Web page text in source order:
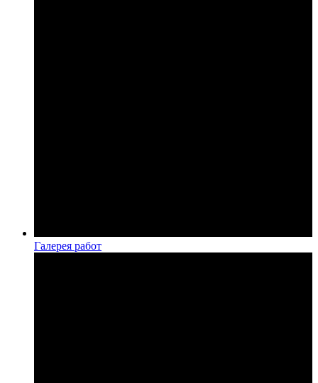
Галерея работ